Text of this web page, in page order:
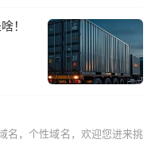
！
名，个性域名，欢迎您进来挑